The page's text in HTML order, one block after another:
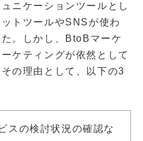
ニケーションツールとし
トツールやSNSが使わ
。しかし、BtoBマーケ
ケティングが依然として
の理由として、以下の3
スの検討状況の確認な